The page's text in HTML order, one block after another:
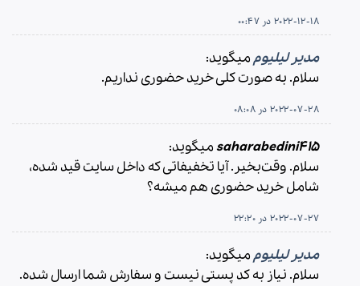
2022-12-18 در 00:47
مدیر لیلیوممیگوید:
سلام. به صورت کلی خرید حضوری نداریم.
2022-07-28 در 08:08
saharabedini415میگوید:
سلام. وقت‌بخیر. آیا تخفیفاتی که داخل سایت قید شده،
شامل خرید حضوری هم میشه؟
2022-07-27 در 22:20
مدیر لیلیوممیگوید:
سلام. نیاز به کد پستی نیست و سفارش شما ارسال شده.